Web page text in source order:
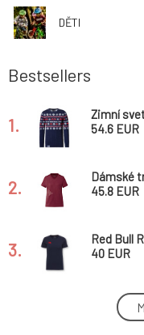
DĚTI
Bestsellers
1.
Zimní
edice - XS
54.6 EUR
2.
Dámské
motivem
45.8 EUR
3.
Red Bull
modré - S
40 EUR
KTM
logem
37.4 EUR